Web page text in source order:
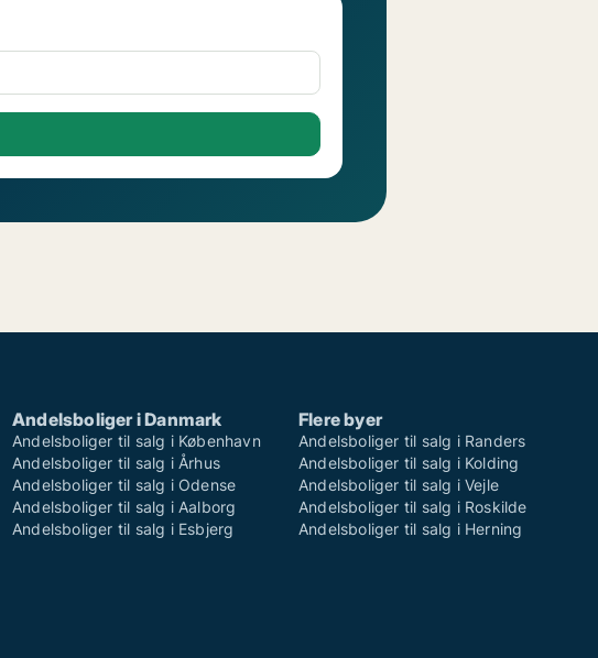
Andelsboliger i Danmark
Andelsboliger til salg i København
Andelsboliger til salg i Århus
Andelsboliger til salg i Odense
Andelsboliger til salg i Aalborg
Andelsboliger til salg i Esbjerg
Flere byer
Andelsboliger til salg i Randers
Andelsboliger til salg i Kolding
Andelsboliger til salg i Vejle
Andelsboliger til salg i Roskilde
Andelsboliger til salg i Herning